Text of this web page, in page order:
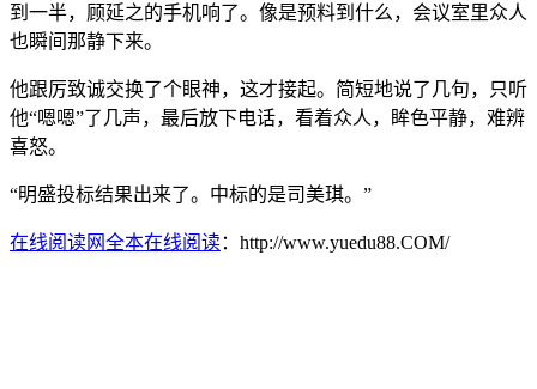
到一半，顾延之的手机响了。像是预料到什么，会议室里众人
也瞬间那静下来。
他跟厉致诚交换了个眼神，这才接起。简短地说了几句，只听
他“嗯嗯”了几声，最后放下电话，看着众人，眸色平静，难辨
喜怒。
“明盛投标结果出来了。中标的是司美琪。”
在线阅读网全本在线阅读：http://www.yuedu88.COM/